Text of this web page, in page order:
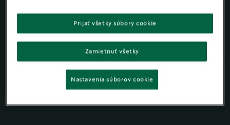
Zamietnuť všetky
Prijať všetky súbory cookie
Nastavenia súborov cookie